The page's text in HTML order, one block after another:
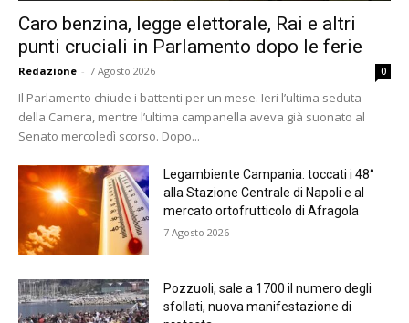
Caro benzina, legge elettorale, Rai e altri
punti cruciali in Parlamento dopo le ferie
Redazione - 7 Agosto 2026 0
Il Parlamento chiude i battenti per un mese. Ieri l’ultima seduta
della Camera, mentre l’ultima campanella aveva già suonato al
Senato mercoledì scorso. Dopo...
Legambiente Campania: toccati i 48°
alla Stazione Centrale di Napoli e al
mercato ortofrutticolo di Afragola
7 Agosto 2026
Pozzuoli, sale a 1700 il numero degli
sfollati, nuova manifestazione di